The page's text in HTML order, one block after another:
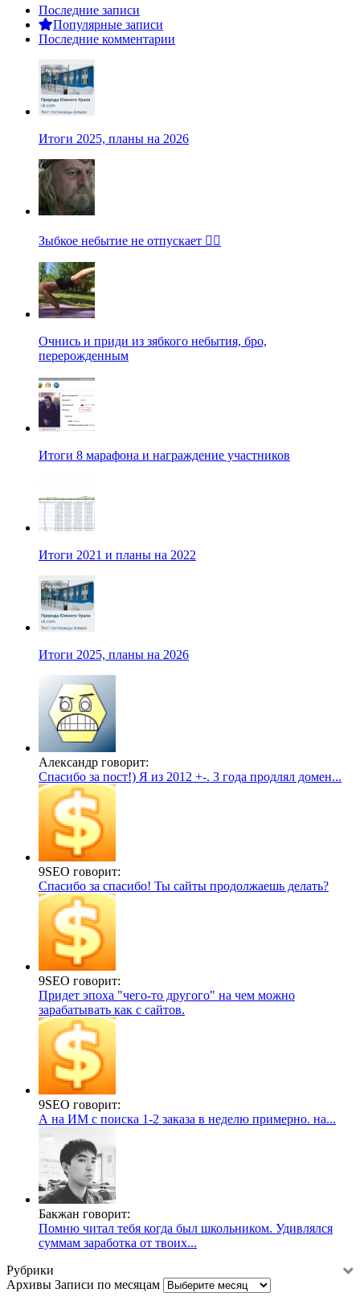
Последние записи
Популярные записи
Последние комментарии
Итоги 2025, планы на 2026
Зыбкое небытие не отпускает 🤷‍♂️
Очнись и приди из зябкого небытия, бро,
перерожденным
Итоги 8 марафона и награждение участников
Итоги 2021 и планы на 2022
Итоги 2025, планы на 2026
Александр говорит:
Спасибо за пост!) Я из 2012 +-. 3 года продлял домен...
9SEO говорит:
Спасибо за спасибо! Ты сайты продолжаешь делать?
9SEO говорит:
Придет эпоха "чего-то другого" на чем можно
зарабатывать как с сайтов.
9SEO говорит:
А на ИМ с поиска 1-2 заказа в неделю примерно. на...
Бакжан говорит:
Помню читал тебя когда был школьником. Удивлялся
суммам заработка от твоих...
Рубрики
Архивы Записи по месяцам